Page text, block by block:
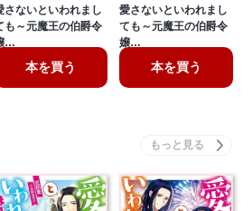
さないといわれまし
も～元魔王の伯爵令
…
本を買う
愛さないといわれまし
ても～元魔王の伯爵令
嬢…
本を買う